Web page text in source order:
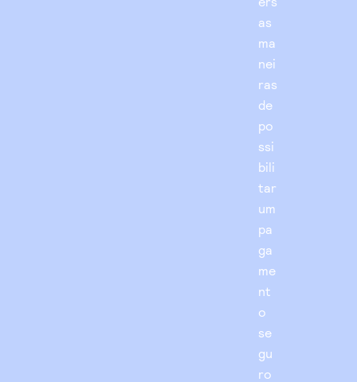
as
ma
nei
ras
de
po
ssi
bili
tar
um
pa
ga
me
nt
o
se
gu
ro